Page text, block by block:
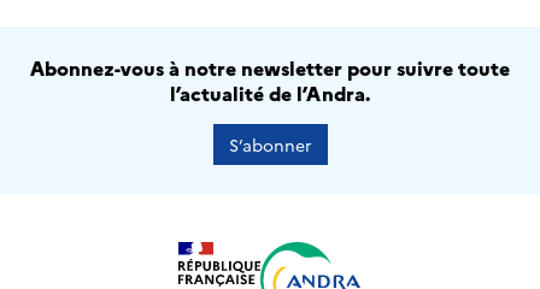
Abonnez-vous à notre newsletter pour suivre toute
l’actualité de l’Andra.
S’abonner